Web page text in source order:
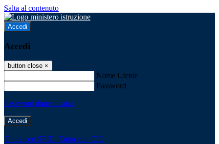
Salta al contenuto
Accedi
Accedi
button close ×
Nome Utente
Password
Password dimenticata?
-
Entra con SPID Entra con CIE